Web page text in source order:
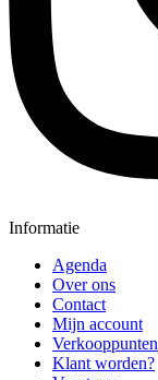
Informatie
Agenda
Over ons
Contact
Mijn account
Verkooppunten
Klant worden?